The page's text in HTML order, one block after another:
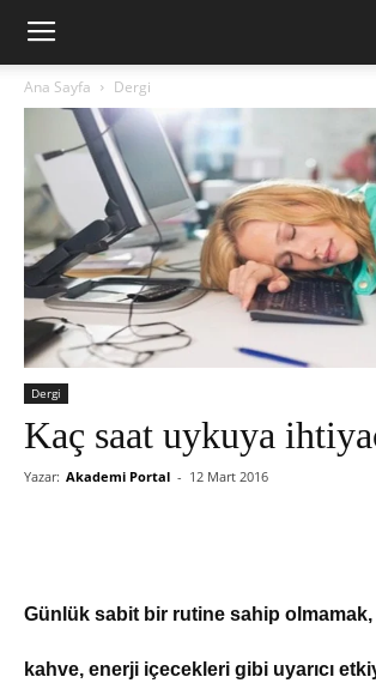
Ana Sayfa Dergi
Dergi
Kaç saat uykuya
Yazar: Akademi Portal - 12 Mart 2016
Günlük sabit bir rutine sahip
kahve, enerji içecekleri gibi uyarıcı